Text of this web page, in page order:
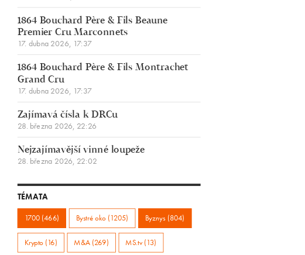
1864 Bouchard Père & Fils Beaune
Premier Cru Marconnets
17. dubna 2026, 17:37
1864 Bouchard Père & Fils Montrachet
Grand Cru
17. dubna 2026, 17:37
Zajímavá čísla k DRCu
28. března 2026, 22:26
Nejzajímavější vinné loupeže
28. března 2026, 22:02
TÉMATA
1700 (466) Bystré oko (1205) Byznys (804)
Krypto (16) M&A (269) MS.tv (13)